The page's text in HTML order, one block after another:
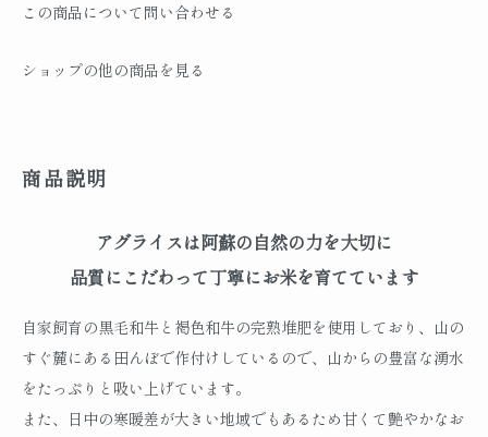
この商品について問い合わせる
ショップの他の商品を見る
商品説明
アグライスは阿蘇の自然の力を大切に
品質にこだわって丁寧にお米を育てています
自家飼育の黒毛和牛と褐色和牛の完熟堆肥を使用しており、山の
すぐ麓にある田んぼで作付けしているので、山からの豊富な湧水
をたっぷりと吸い上げています。
また、日中の寒暖差が大きい地域でもあるため甘くて艶やかなお